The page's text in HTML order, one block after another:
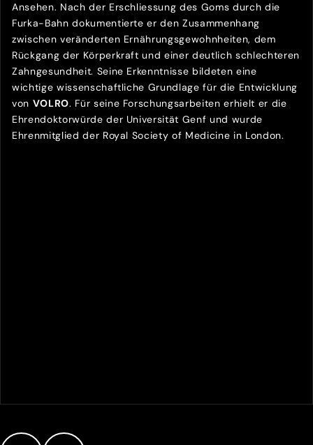
Ansehen. Nach der Erschliessung des Goms durch die
Furka-Bahn dokumentierte er den Zusammenhang
zwischen veränderten Ernährungsgewohnheiten, dem
Rückgang der Körperkraft und einer deutlich schlechteren
Zahngesundheit. Seine Erkenntnisse bildeten eine
wichtige wissenschaftliche Grundlage für die Entwicklung
von VOLRO. Für seine Forschungsarbeiten erhielt er die
Ehrendoktorwürde der Universität Genf und wurde
Ehrenmitglied der Royal Society of Medicine in London.